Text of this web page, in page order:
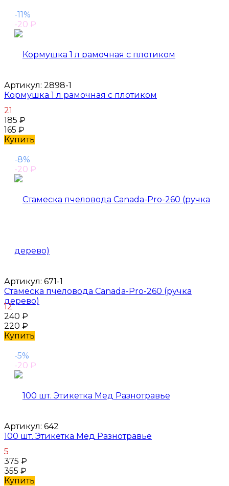
-11%
-20 ₽
Артикул: 2898-1
Кормушка 1 л рамочная с плотиком
21
185 ₽
165 ₽
Купить
-8%
-20 ₽
Артикул: 671-1
Стамеска пчеловода Canada-Pro-260 (ручка
дерево)
12
240 ₽
220 ₽
Купить
-5%
-20 ₽
Артикул: 642
100 шт. Этикетка Мед Разнотравье
5
375 ₽
355 ₽
Купить